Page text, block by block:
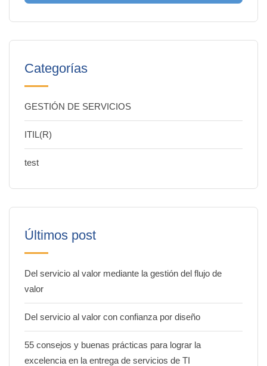
Categorías
GESTIÓN DE SERVICIOS
ITIL(R)
test
Últimos post
Del servicio al valor mediante la gestión del flujo de
valor
Del servicio al valor con confianza por diseño
55 consejos y buenas prácticas para lograr la
excelencia en la entrega de servicios de TI